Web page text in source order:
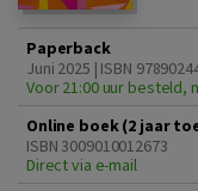
Paperback
Juni 2025 | ISBN
Voor 21:00 uur besteld,
Online boek (2 jaar
ISBN 3009010012673
Direct via e-mail